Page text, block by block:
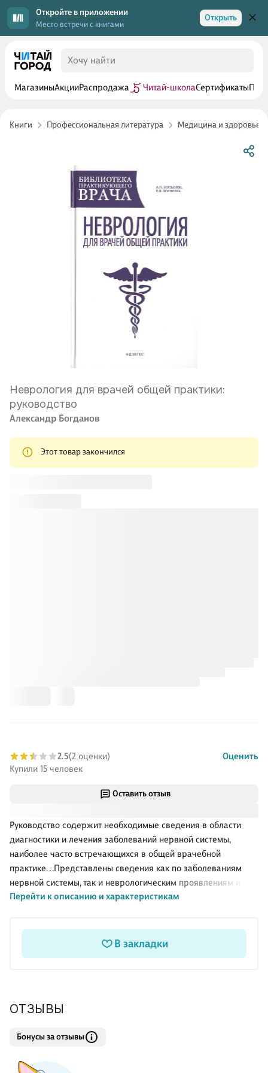
Откройте в приложении
Место встречи с книгами
Открыть
МагазиныАкцииРаспродажа Читай-школаСертификаты
Книги Профессиональная литература Медицина и здоровье
Оставить отзыв
Руководство содержит необходимые сведения в области
диагностики и лечения заболеваний нервной системы,
наиболее часто встречающихся в общей врачебной
практике. . .Представлены сведения как по заболеваниям
нервной системы, так и неврологическим проявлениям и
осложнениям соматической, эндокринологической,
оказания врачебной помощи. . .Руководство предназначено
для врачей общей практики, а также интернов, клинических
Перейти к описанию и характеристикам
Неврология для врачей общей практики:
руководство
Александр Богданов
Этот товар закончился
2.5(2 оценки)
Оценить
Купили 15 человек
В закладки
ОТЗЫВЫ
Бонусы за отзывы